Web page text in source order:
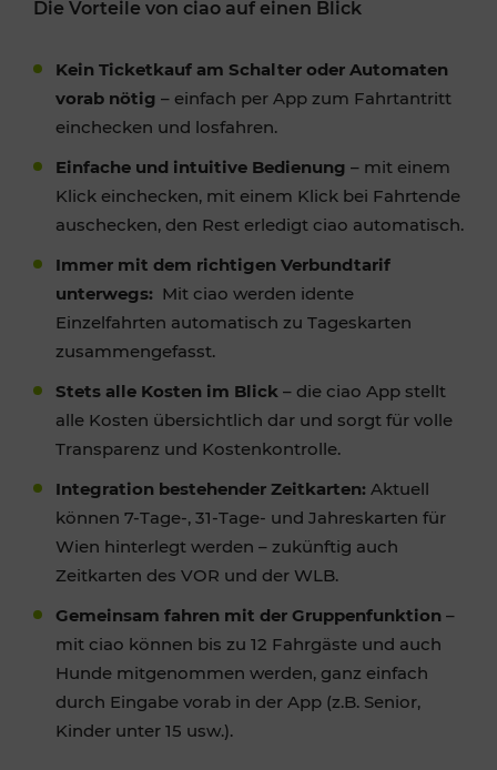
Die Vorteile von ciao auf einen Blick
Kein Ticketkauf am Schalter oder Automaten
vorab nötig – einfach per App zum Fahrtantritt
einchecken und losfahren.
Einfache und intuitive Bedienung – mit einem
Klick einchecken, mit einem Klick bei Fahrtende
auschecken, den Rest erledigt ciao automatisch.
Immer mit dem richtigen Verbundtarif
unterwegs: Mit ciao werden idente
Einzelfahrten automatisch zu Tageskarten
zusammengefasst.
Stets alle Kosten im Blick – die ciao App stellt
alle Kosten übersichtlich dar und sorgt für volle
Transparenz und Kostenkontrolle.
Integration bestehender Zeitkarten: Aktuell
können 7-Tage-, 31-Tage- und Jahreskarten für
Wien hinterlegt werden – zukünftig auch
Zeitkarten des VOR und der WLB.
Gemeinsam fahren mit der Gruppenfunktion –
mit ciao können bis zu 12 Fahrgäste und auch
Hunde mitgenommen werden, ganz einfach
durch Eingabe vorab in der App (z.B. Senior,
Kinder unter 15 usw.).